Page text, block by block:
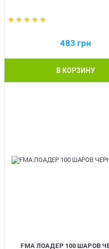
483 грн
В КОРЗИНУ
FMA ЛОАДЕР 100 ШАРОВ